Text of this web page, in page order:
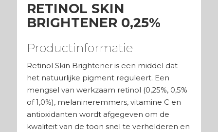
RETINOL SKIN
BRIGHTENER 0,25%
Productinformatie
Retinol Skin Brightener is een middel dat
het natuurlijke pigment reguleert. Een
mengsel van werkzaam retinol (0,25%, 0,5%
of 1,0%), melanineremmers, vitamine C en
antioxidanten wordt afgegeven om de
kwaliteit van de toon snel te verhelderen en